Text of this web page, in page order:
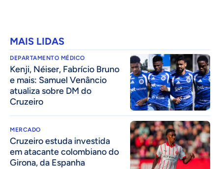
MAIS LIDAS
DEPARTAMENTO MÉDICO
Kenji, Néiser, Fabrício Bruno
e mais: Samuel Venâncio
atualiza sobre DM do
Cruzeiro
MERCADO
Cruzeiro estuda investida
em atacante colombiano do
Girona, da Espanha